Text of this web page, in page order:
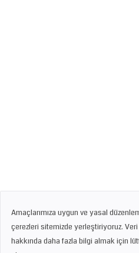
Amaçlarımıza uygun ve yasal
çerezleri sitemizde yerleştiriyoruz. Veri
hakkında daha fazla bilgi almak için